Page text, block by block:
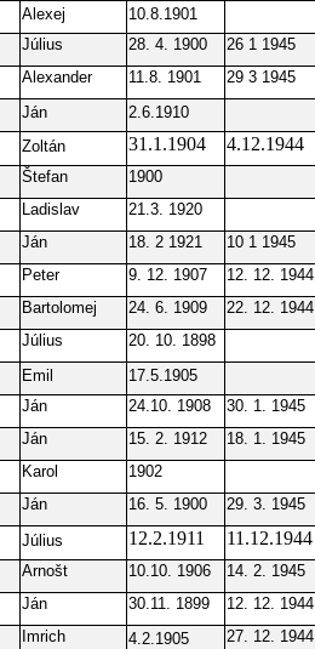
Alexej 10.8.1901
Július 28. 4. 1900 26 1 1945
Alexander 11.8. 1901 29 3 1945
Ján 2.6.1910
Zoltán 31.1.1904 4.12.1944
Štefan 1900
Ladislav 21.3. 1920
Ján 18. 2 1921 10 1 1945
Peter 9. 12. 1907 12. 12. 1944
Bartolomej 24. 6. 1909 22. 12. 1944
Július 20. 10. 1898
Emil 17.5.1905
Ján 24.10. 1908 30. 1. 1945
Ján 15. 2. 1912 18. 1. 1945
Karol 1902
Ján 16. 5. 1900 29. 3. 1945
Július 12.2.1911 11.12.1944
Arnošt 10.10. 1906 14. 2. 1945
Ján 30.11. 1899 12. 12. 1944
Imrich 4.2.1905 27. 12. 1944